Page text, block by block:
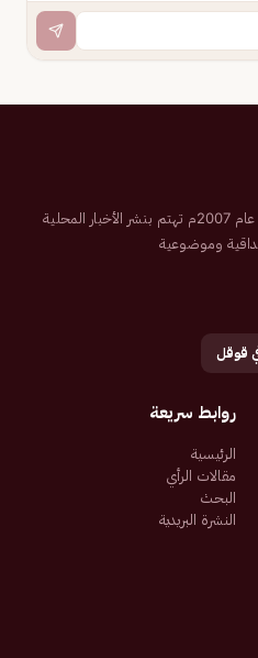
صحيفة إلكترونية سعودية تم تأسيسها عام 2007م تهتم بنشر الأخبار المحلية
وموضوعية
قوقل
روابط سريعة
الرئيسية
مقالات الرأي
البحث
النشرة البريدية